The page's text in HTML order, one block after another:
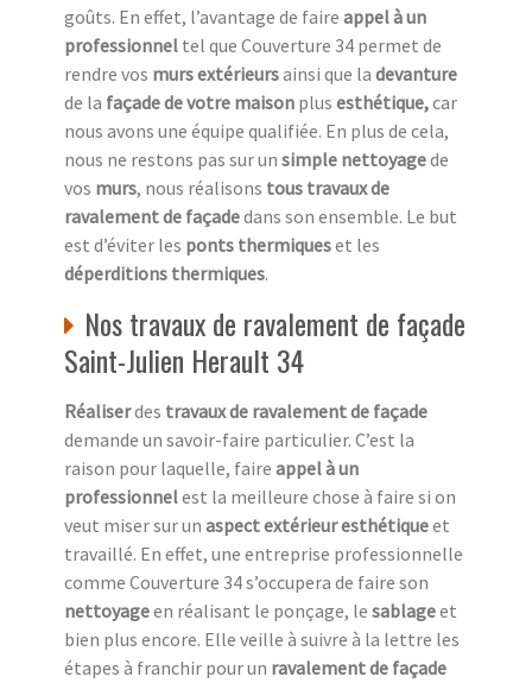
goûts. En effet, l’avantage de faire appel à un
professionnel tel que Couverture 34 permet de
rendre vos murs extérieursainsi que la devanture
de la façade de votre maison plus esthétique,car
nous avons une équipe qualifiée. En plus de cela,
nous ne restons pas sur un simple nettoyagede
vos murs, nous réalisons tous travaux de
ravalement de façadedans son ensemble. Le but
est d’éviter les ponts thermiqueset les
déperditions thermiques.
Nos travaux de ravalement de façade
Saint-Julien Herault 34
Réaliserdes travaux de ravalement de façade
demande un savoir-faire particulier. C’est la
raison pour laquelle, faire appel à un
professionnelest la meilleure chose à faire si on
veut miser sur un aspect extérieur esthétiqueet
travaillé. En effet, une entreprise professionnelle
comme Couverture 34 s’occupera de faire son
nettoyageen réalisant le ponçage, le sablageet
bien plus encore. Elle veille à suivre à la lettre les
étapes à franchir pour un ravalement de façade